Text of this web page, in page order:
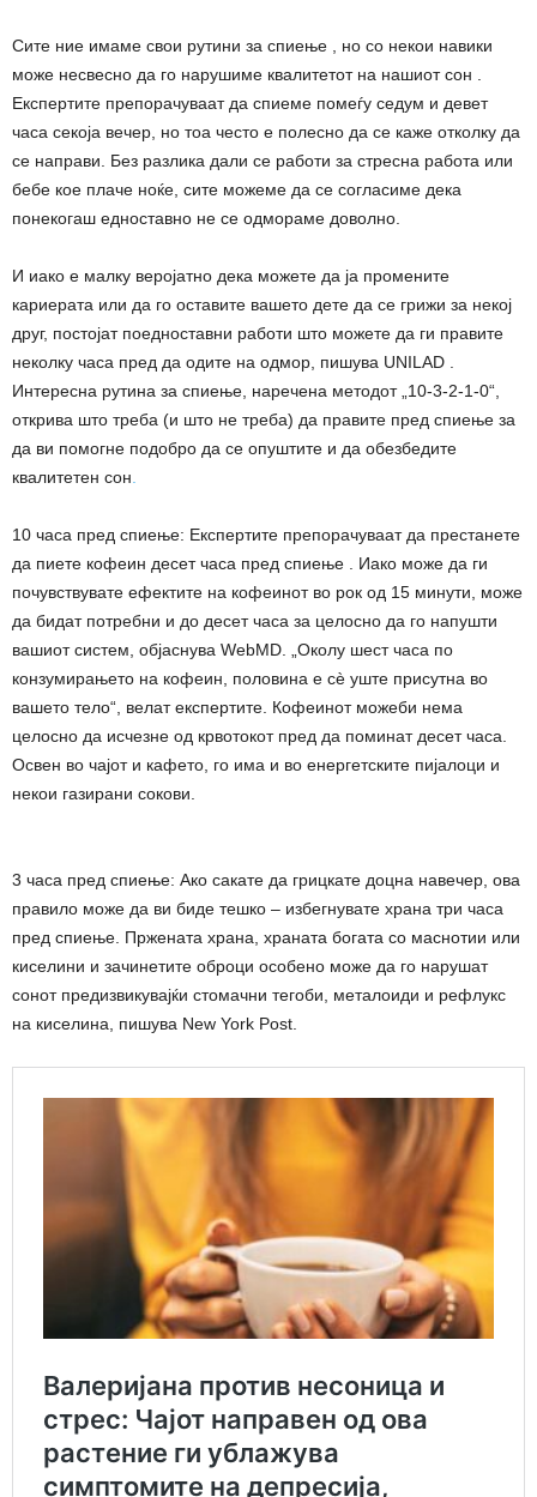
Сите ние имаме свои рутини за спиење , но со некои навики
може несвесно да го нарушиме квалитетот на нашиот сон .
Експертите препорачуваат да спиеме помеѓу седум и девет
часа секоја вечер, но тоа често е полесно да се каже отколку да
се направи. Без разлика дали се работи за стресна работа или
бебе кое плаче ноќе, сите можеме да се согласиме дека
понекогаш едноставно не се одмораме доволно.
И иако е малку веројатно дека можете да ја промените
кариерата или да го оставите вашето дете да се грижи за некој
друг, постојат поедноставни работи што можете да ги правите
неколку часа пред да одите на одмор, пишува UNILAD .
Интересна рутина за спиење, наречена методот „10-3-2-1-0“,
открива што треба (и што не треба) да правите пред спиење за
да ви помогне подобро да се опуштите и да обезбедите
квалитетен сон.
10 часа пред спиење: Експертите препорачуваат да престанете
да пиете кофеин десет часа пред спиење . Иако може да ги
почувствувате ефектите на кофеинот во рок од 15 минути, може
да бидат потребни и до десет часа за целосно да го напушти
вашиот систем, објаснува WebMD. „Околу шест часа по
конзумирањето на кофеин, половина е сè уште присутна во
вашето тело“, велат експертите. Кофеинот можеби нема
целосно да исчезне од крвотокот пред да поминат десет часа.
Освен во чајот и кафето, го има и во енергетските пијалоци и
некои газирани сокови.
3 часа пред спиење: Ако сакате да грицкате доцна навечер, ова
правило може да ви биде тешко – избегнувате храна три часа
пред спиење. Пржената храна, храната богата со маснотии или
киселини и зачинетите оброци особено може да го нарушат
сонот предизвикувајќи стомачни тегоби, металоиди и рефлукс
на киселина, пишува New York Post.